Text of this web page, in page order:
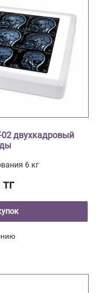
02 двухкадровый
6 кг